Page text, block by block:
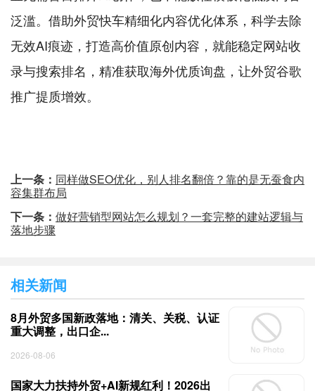
泛滥。借助外贸快车精细化内容优化体系，科学去除
无效AI痕迹，打造高价值原创内容，就能稳定网站收
录与搜索排名，精准获取海外优质询盘，让外贸谷歌
推广提质增效。
上一条： 同样做SEO优化，别人排名翻倍？靠的是无蚕食内
容集群布局
下一条： 做好营销型网站怎么规划？一套完整的建站逻辑与
落地步骤
相关新闻
8月外贸多国新政落地：清关、关税、认证
重大调整，出口企...
2026-08-06
国家大力扶持外贸+AI新规红利！2026出